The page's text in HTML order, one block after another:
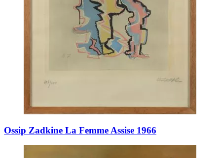
Ossip Zadkine La Femme Assise 1966